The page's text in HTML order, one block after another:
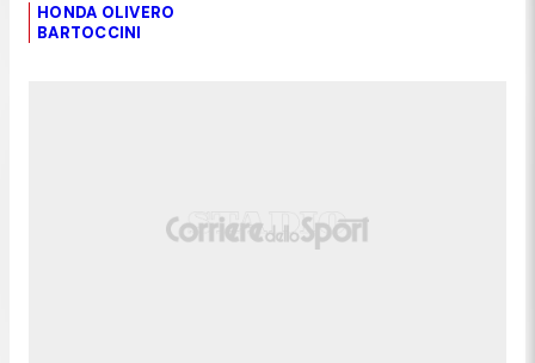
HONDA OLIVERO
BARTOCCINI